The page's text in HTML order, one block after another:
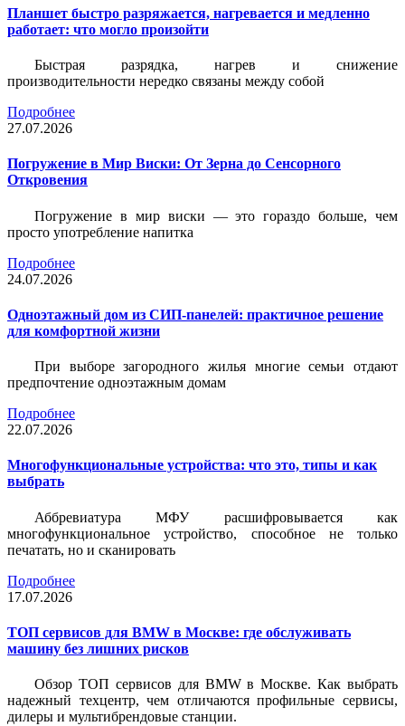
Планшет быстро разряжается, нагревается и медленно
работает: что могло произойти
Быстрая разрядка, нагрев и снижение
производительности нередко связаны между собой
Подробнее
27.07.2026
Погружение в Мир Виски: От Зерна до Сенсорного
Откровения
Погружение в мир виски — это гораздо больше, чем
просто употребление напитка
Подробнее
24.07.2026
Одноэтажный дом из СИП-панелей: практичное решение
для комфортной жизни
При выборе загородного жилья многие семьи отдают
предпочтение одноэтажным домам
Подробнее
22.07.2026
Многофункциональные устройства: что это, типы и как
выбрать
Аббревиатура МФУ расшифровывается как
многофункциональное устройство, способное не только
печатать, но и сканировать
Подробнее
17.07.2026
ТОП сервисов для BMW в Москве: где обслуживать
машину без лишних рисков
Обзор ТОП сервисов для BMW в Москве. Как выбрать
надежный техцентр, чем отличаются профильные сервисы,
дилеры и мультибрендовые станции.